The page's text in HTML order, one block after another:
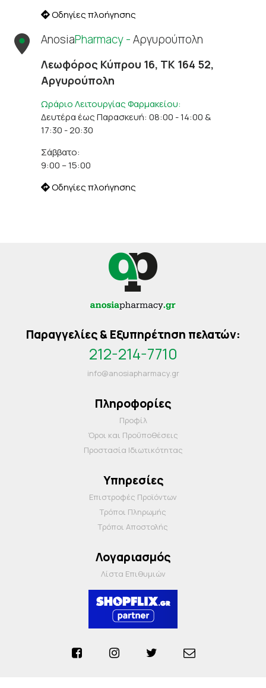
Οδηγίες πλοήγησης
AnosiaPharmacy -Αργυρούπολη
Λεωφόρος Κύπρου 16, ΤΚ 164 52,
Αργυρούπολη
Ωράριο Λειτουργίας Φαρμακείου:
Δευτέρα έως Παρασκευή: 08:00 - 14:00 &
17:30 - 20:30
Σάββατο:
9:00 – 15:00
Οδηγίες πλοήγησης
Παραγγελίες & Εξυπηρέτηση πελατών:
212-214-7710
info@anosiapharmacy.gr
Πληροφορίες
Προφίλ
Όροι και Προΰποθέσεις
Προστασία Ιδιωτικότητας
Υπηρεσίες
Επιστροφές Προϊόντων
Τρόποι Πληρωμής
Τρόποι Αποστολής
Λογαριασμός
Λίστα Επιθυμιών